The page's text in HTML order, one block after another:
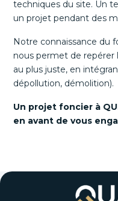
techniques du site. Un
un projet pendant des
Notre connaissance du
nous permet de
au plus juste, en
dépollution, démolition).
Un projet foncier à
en avant de vous